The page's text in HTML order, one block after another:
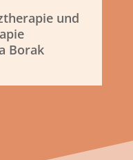
und
Borak